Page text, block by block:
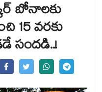
బోనాలకు
15 వరకు
సందడి..!